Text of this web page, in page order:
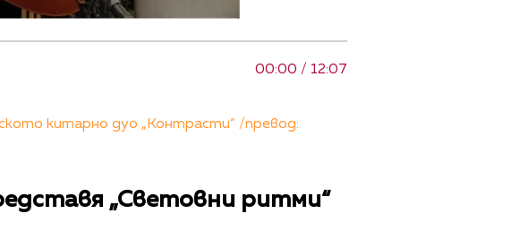
00:00 / 12:07
китарно дуо „Контрасти“ /превод:
„Световни ритми“